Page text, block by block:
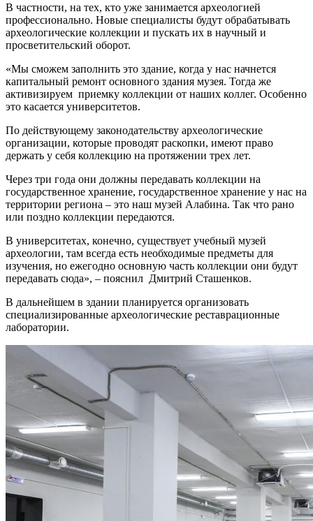
В частности, на тех, кто уже занимается археологией
профессионально. Новые специалисты будут обрабатывать
археологические коллекции и пускать их в научный и
просветительский оборот.
«Мы сможем заполнить это здание, когда у нас начнется
капитальный ремонт основного здания музея. Тогда же
активизируем приемку коллекции от наших коллег. Особенно
это касается университетов.
По действующему законодательству археологические
организации, которые проводят раскопки, имеют право
держать у себя коллекцию на протяжении трех лет.
Через три года они должны передавать коллекции на
государственное хранение, государственное хранение у нас на
территории региона – это наш музей Алабина. Так что рано
или поздно коллекции передаются.
В университетах, конечно, существует учебный музей
археологии, там всегда есть необходимые предметы для
изучения, но ежегодно основную часть коллекции они будут
передавать сюда», – пояснил Дмитрий Сташенков.
В дальнейшем в здании планируется организовать
специализированные археологические реставрационные
лаборатории.